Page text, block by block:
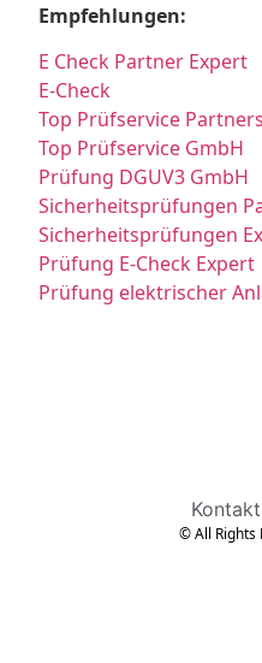
Empfehlungen:
E Check Partner Expert
E-Check
Top Prüfservice Partners
Top Prüfservice GmbH
Prüfung DGUV3 GmbH
Sicherheitsprüfungen
Sicherheitsprüfungen
Prüfung E-Check Expert
Prüfung elektrischer
Kontakt
© All Rights